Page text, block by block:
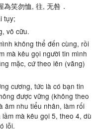
笑勿恤, 往, 无咎．
tụy;
vô cữu.
không thể đến cùng, rồi
mà kêu gọi người tin mình
mặc, cứ theo lên (vãng)
cương, tức là có bạn tin
được vững (không theo
âm nhu tiểu nhân, làm rối
mà kêu gọi 5, theo 4, dù
lỗi.